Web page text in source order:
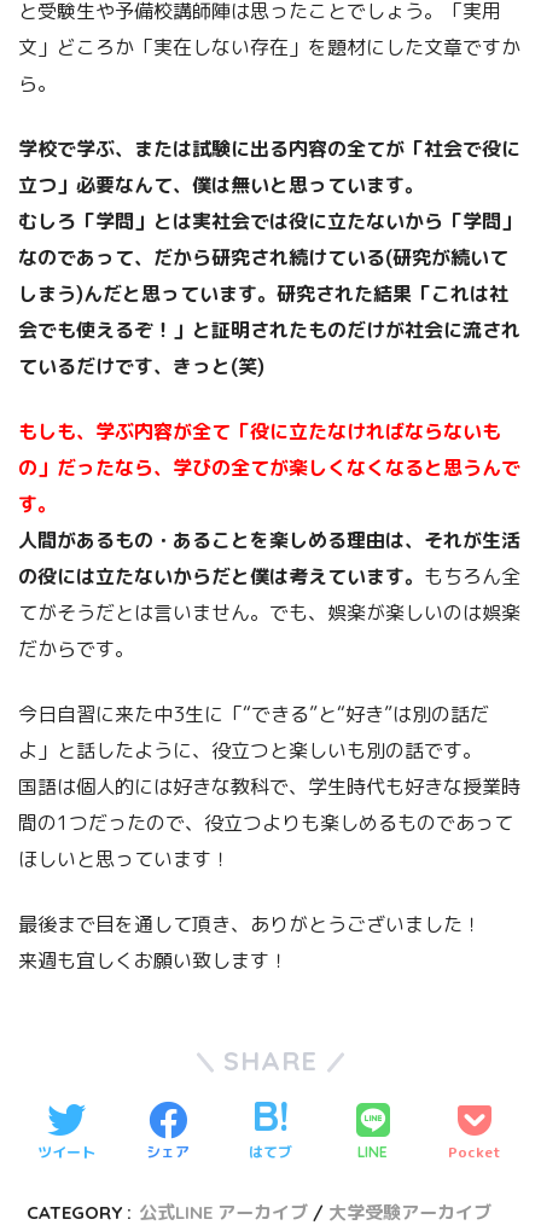
と受験生や予備校講師陣は思ったことでしょう。「実用
文」どころか「実在しない存在」を題材にした文章ですか
ら。
学校で学ぶ、または試験に出る内容の全てが「社会で役に
立つ」必要なんて、僕は無いと思っています。
むしろ「学問」とは実社会では役に立たないから「学問」
なのであって、だから研究され続けている(研究が続いて
しまう)んだと思っています。研究された結果「これは社
会でも使えるぞ！」と証明されたものだけが社会に流され
ているだけです、きっと(笑)
もしも、学ぶ内容が全て「役に立たなければならないも
の」だったなら、学びの全てが楽しくなくなると思うんで
す。
人間があるもの・あることを楽しめる理由は、それが生活
の役には立たないからだと僕は考えています。 もちろん全
てがそうだとは言いません。でも、娯楽が楽しいのは娯楽
だからです。
今日自習に来た中3生に「“できる”と“好き”は別の話だ
よ」と話したように、役立つと楽しいも別の話です。
国語は個人的には好きな教科で、学生時代も好きな授業時
間の1つだったので、役立つよりも楽しめるものであって
ほしいと思っています！
最後まで目を通して頂き、ありがとうございました！
来週も宜しくお願い致します！
SHARE
ツイート シェア はてブ LINE Pocket
CATEGORY : 公式LINE アーカイブ
大学受験アーカイブ